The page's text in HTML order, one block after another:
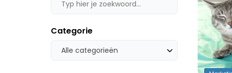
Categorie
Alle categorieën